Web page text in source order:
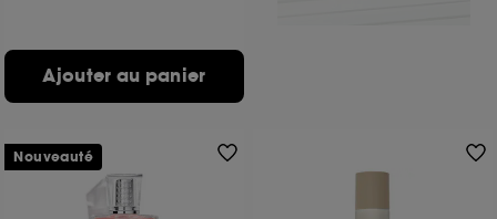
Ajouter au panier
Nouveauté